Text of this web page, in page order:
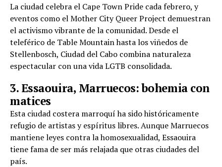
La ciudad celebra el Cape Town Pride cada febrero, y
eventos como el Mother City Queer Project demuestran
el activismo vibrante de la comunidad. Desde el
teleférico de Table Mountain hasta los viñedos de
Stellenbosch, Ciudad del Cabo combina naturaleza
espectacular con una vida LGTB consolidada.
3. Essaouira, Marruecos: bohemia con
matices
Esta ciudad costera marroquí ha sido históricamente
refugio de artistas y espíritus libres. Aunque Marruecos
mantiene leyes contra la homosexualidad, Essaouira
tiene fama de ser más relajada que otras ciudades del
país.